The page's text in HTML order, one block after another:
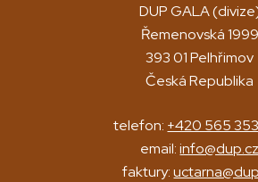
DUP GALA
Řemenovská 1999
393 01 Pelhřimov
Česká Republika
telefon: +420 565
email:info@dup.cz
faktury: